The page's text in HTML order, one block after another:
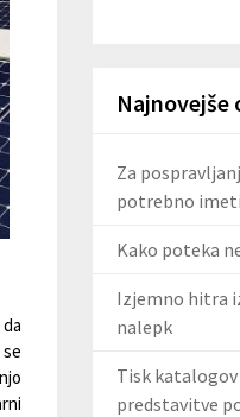
Najnovejše
Za
potrebno
Kako poteka
Izjemno hitra
nalepk
Tisk
predstavitve